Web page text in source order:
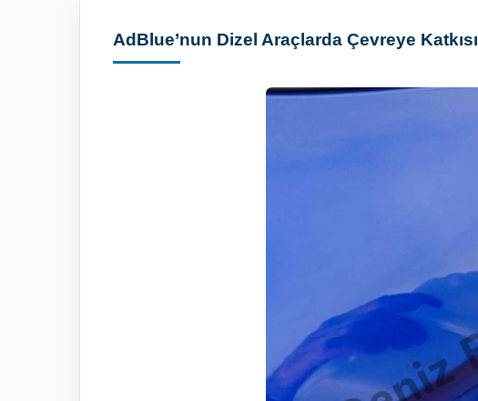
AdBlue’nun Dizel Araçlarda Çevreye Katkısı